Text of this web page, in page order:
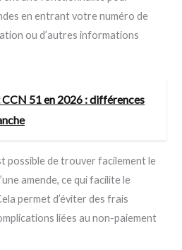
en entrant votre numéro de
ou d’autres informations
51 en 2026 : différences
possible de trouver facilement le
amende, ce qui facilite le
permet d’éviter des frais
liées au non-paiement